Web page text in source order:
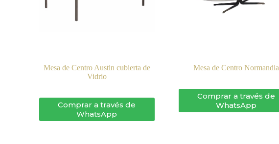
Mesa de Centro Austin cubierta de
Vidrio
Comprar a través de
WhatsApp
Mesa de Centro Normandia
Comprar a través de
WhatsApp